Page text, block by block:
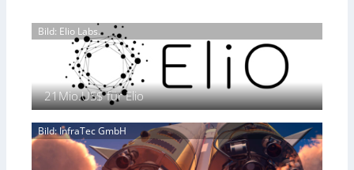
g
h
t
2
0
2
s
i
c
h
a
n
S
e
r
e
P
r
ä
s
e
n
i
n
E
m
e
p
a
g
e
‚
H
y
p
Bild: Elio Labs.
21Mio.US$ für Elio
Bild: InfraTec GmbH